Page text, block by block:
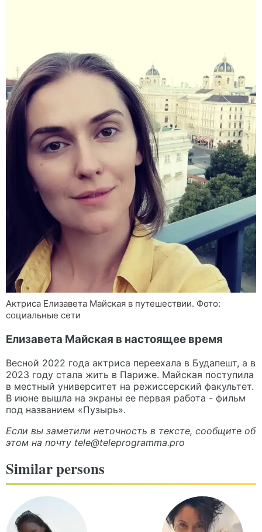
Актриса Елизавета Майская в путешествии. Фото:
социальные сети
Елизавета Майская в настоящее время
Весной 2022 года актриса переехала в Будапешт, а в
2023 году стала жить в Париже. Майская поступила
в местный университет на режиссерский факультет.
В июне вышла на экраны ее первая работа - фильм
под названием «Пузырь».
Если вы заметили неточность в тексте, сообщите об
этом на почту tele@teleprogramma.pro
Similar persons